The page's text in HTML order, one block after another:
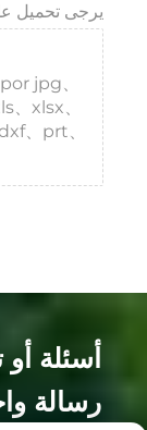
يرجى تحميل
jpg、
xlsx、
、prt、
أسئلة
رسالة